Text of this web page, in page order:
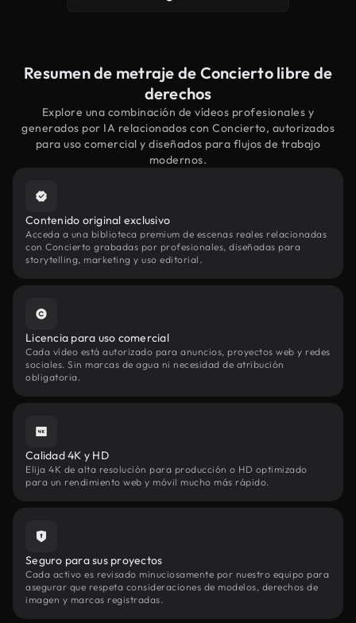
Resumen de metraje de Concierto libre de
derechos
Explore una combinación de vídeos profesionales y
generados por IA relacionados con Concierto, autorizados
para uso comercial y diseñados para flujos de trabajo
modernos.
Contenido original exclusivo
Acceda a una biblioteca premium de escenas reales relacionadas
con Concierto grabadas por profesionales, diseñadas para
storytelling, marketing y uso editorial.
Licencia para uso comercial
Cada vídeo está autorizado para anuncios, proyectos web y redes
sociales. Sin marcas de agua ni necesidad de atribución
obligatoria.
Calidad 4K y HD
Elija 4K de alta resolución para producción o HD optimizado
para un rendimiento web y móvil mucho más rápido.
Seguro para sus proyectos
Cada activo es revisado minuciosamente por nuestro equipo para
asegurar que respeta consideraciones de modelos, derechos de
imagen y marcas registradas.